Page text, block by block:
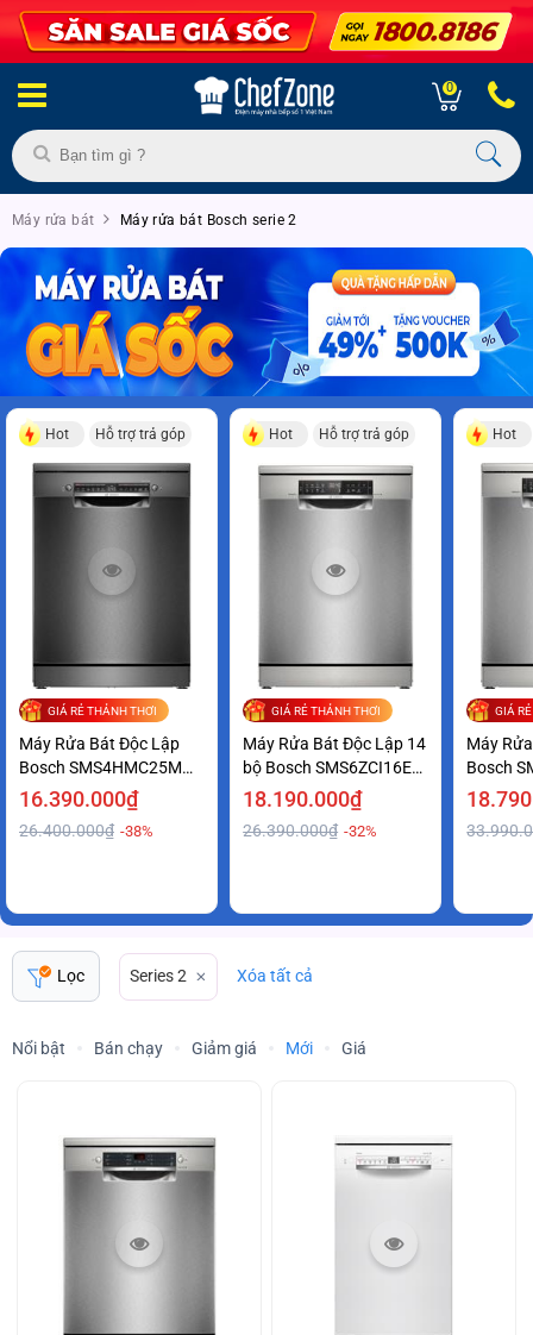
0
Máy rửa bát Máy rửa bát Bosch serie 2
Hot Hỗ trợ trả góp
GIÁ RẺ THẢNH THƠI
Máy Rửa Bát Độc Lập
Bosch SMS4HMC25M
Series 4 Tiện Lợi Giá Ưu
16.390.000₫
26.400.000₫ -38%
Hot Hỗ trợ trả góp
GIÁ RẺ THẢNH THƠI
Máy Rửa Bát Độc Lập 14
bộ Bosch SMS6ZCI16E
series 6 Sạch Khô Hoàn
18.190.000₫
26.390.000₫ -32%
Hot
GIÁ
Máy
Bosch
Series 6
Lọc Series 2 Xóa tất cả
Nổi bật Bán chạy Giảm giá Mới Giá